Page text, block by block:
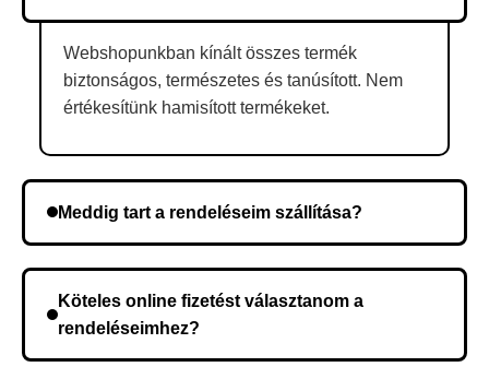
Webshopunkban kínált összes termék
biztonságos, természetes és tanúsított. Nem
értékesítünk hamisított termékeket.
Meddig tart a rendeléseim szállítása?
kerül, és ez az időtartam függ a szállítási címtől.
Köteles online fizetést választanom a
rendeléseimhez?